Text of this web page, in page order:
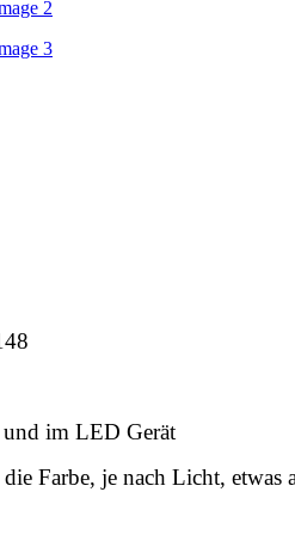
im LED Gerät
Farbe, je nach Licht, etwas